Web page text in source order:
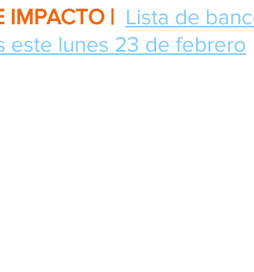
IMPACTO | Lista de
este lunes 23 de febrero